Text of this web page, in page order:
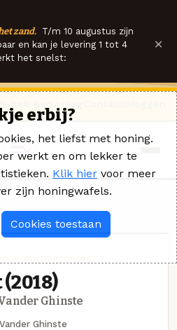
zand. T/m 10 augustus zijn
en kan je levering 1 tot 4
het snelst:
×
Ghinste
Ghinste
erbij?
het liefst met honing.
werkt en om lekker te
Klik hier voor meer
zijn honingwafels.
Cookies toestaan